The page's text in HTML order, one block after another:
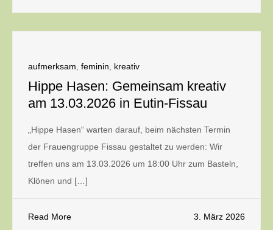
aufmerksam feminin kreativ
Hippe Hasen: Gemeinsam kreativ
am 13.03.2026 in Eutin-Fissau
„Hippe Hasen“ warten darauf, beim nächsten Termin
der Frauengruppe Fissau gestaltet zu werden: Wir
treffen uns am 13.03.2026 um 18:00 Uhr zum Basteln,
Klönen und […]
Read More 3. März 2026